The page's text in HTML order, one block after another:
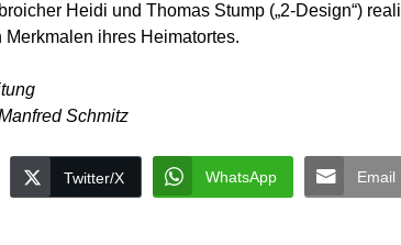
Heidi und Thomas Stump („2-Design“)
ihres Heimatortes.
Schmitz
Twitter/X WhatsApp Email